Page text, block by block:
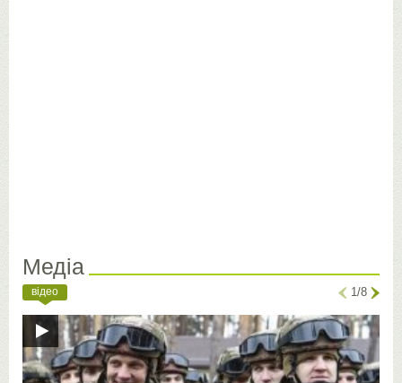
Медіа
відео 1/8